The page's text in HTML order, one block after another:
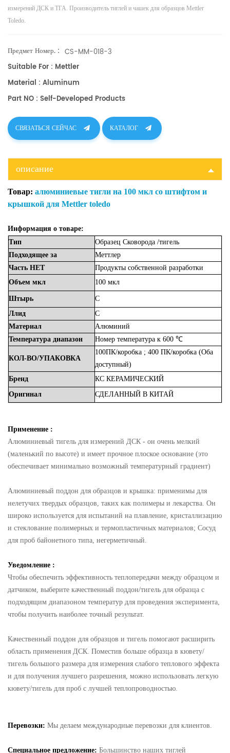
измерений ДСК и ТГА. Производитель тиглей и чашек для образцов Mettler
Toledo.
Предмет Номер. : CS-MM-018-3
Suitable For : Mettler
Material : Aluminum
Part NO : Self-Developed Products​
СВЯЗАТЬСЯ СЕЙЧАС КАТАЛОГ
описание
Товар: алюминиевые тигли на 100 мкл со штифтом и
крышкой для Mettler toledo
Информация о товаре:
Тип
Образец Сковорода /тигель
Подходящее за
Меттлер
Часть НЕТ
Продукты собственной разработки
Объем мкл 100 мкл
Штырь
С
Ллид
С
Материал
Алюминий
Температура диапазон Номер температура к 600 ℃
КОЛ-ВО/УПАКОВКА
100ПК/коробка ; 400 ПК/коробка (Оба
доступный)
Бренд
КС КЕРАМИЧЕСКИЙ
Оригинал
СДЕЛАННЫЙ В КИТАЙ
Применение :
Алюминиевый тигель для измерений ДСК - он очень мелкий
(маленький по высоте) и имеет прочное плоское основание (это
обеспечивает минимально возможный температурный градиент)
Алюминиевый поддон для образцов и крышка: применимы для
нелетучих твердых образцов, таких как полимеры и лекарства. Он
широко используется для испытаний на плавление, кристаллизацию
и стеклование полимерных и термопластичных материалов; Сосуд
для проб байонетного типа, негерметичный.
Уведомление :
Чтобы обеспечить эффективность теплопередачи между образцом и
датчиком, выберите качественный поддон/тигель для образца с
подходящим диапазоном температур для проведения эксперимента,
чтобы получить наиболее точный результат.
Качественный поддон для образцов и тигель помогают расширить
область применения ДСК. Поместив больше образца в кювету/
тигель большого размера для измерения слабого теплового эффекта
и для получения лучшего разрешения, можно использовать легкую
кювету/тигель для проб с лучшей теплопроводностью.
Перевозки: Мы делаем международные перевозки для клиентов.
Специальное предложение: Большинство наших тиглей